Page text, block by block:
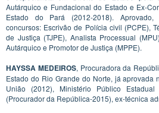
Autárquico e Fundacional do Estado e Ex-
Estado do Pará (2012-2018).
concursos: Escrivão de Polícia civil (PCPE),
de Justiça (TJPE), Analista Processual
Autárquico e Promotor de Justiça (MPPE).
HAYSSA MEDEIROS, Procuradora da
Estado do Rio Grande do Norte, já aprovada
União (2012), Ministério Público
(Procurador da República-2015), ex-técnica